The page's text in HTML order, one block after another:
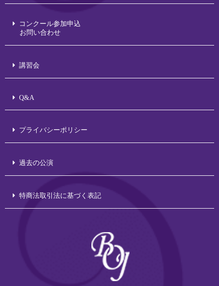
コンクール参加申込
お問い合わせ
講習会
Q&A
プライバシーポリシー
過去の公演
特商法取引法に基づく表記